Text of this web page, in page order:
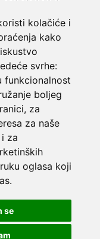
kolačiće i
kako
svrhe:
funkcionalnost
boljeg
, za
za naše
za
oglasa koji
.
se